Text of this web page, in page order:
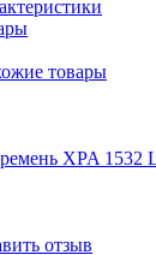
отзыв